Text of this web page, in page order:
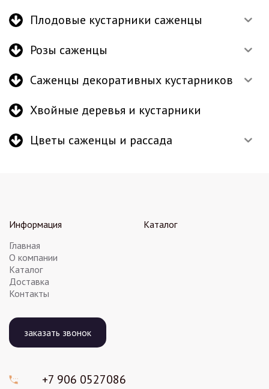
Плодовые кустарники саженцы
Розы саженцы
Саженцы декоративных кустарников
Хвойные деревья и кустарники
Цветы саженцы и рассада
Информация
Главная
О компании
Каталог
Доставка
Контакты
Каталог
заказать звонок
+7 906 0527086